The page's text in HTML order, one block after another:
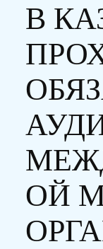
В
ОЙ